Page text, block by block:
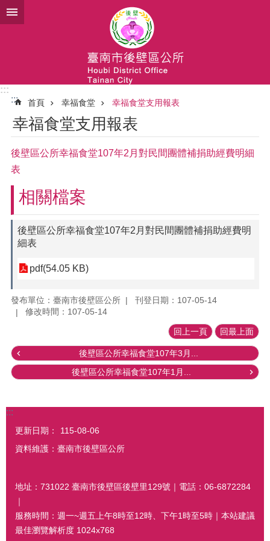
跳到主要內容區塊
:::
:::
首頁 幸福食堂 幸福食堂支用報表
幸福食堂支用報表
後壁區公所幸福食堂107年2月對民間團體補捐助經費明細
表
相關檔案
後壁區公所幸福食堂107年2月對民間團體補捐助經費明
細表
pdf(54.05 KB)
發布單位：臺南市後壁區公所
刊登日期：107-05-14
修改時間：107-05-14
回上一頁 回最上面
後壁區公所幸福食堂107年3月...
後壁區公所幸福食堂107年1月...
:::
更新日期：
115-08-06
資料維護：臺南市後壁區公所
地址：731022 臺南市後壁區後壁里129號｜電話：06-6872284
｜
服務時間：週一~週五上午8時至12時、下午1時至5時｜本站建議
最佳瀏覽解析度 1024x768